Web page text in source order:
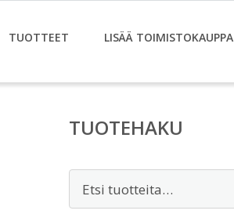
TUOTTEET LISÄÄ TOIMISTOKAUPPA
TUOTEHAKU